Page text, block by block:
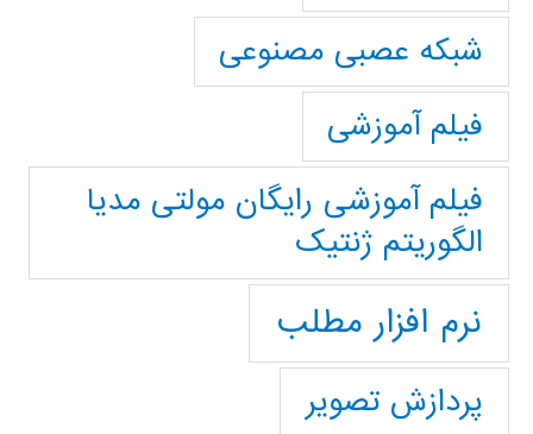
شبکه عصبی مصنوعی
فیلم آموزشی
فیلم آموزشی رایگان مولتی مدیا
الگوریتم ژنتیک
نرم افزار مطلب
پردازش تصویر